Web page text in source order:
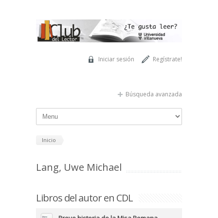
Regístrate!
Iniciar sesión
Búsqueda avanzada
Inicio
Lang, Uwe Michael
Libros del autor en CDL